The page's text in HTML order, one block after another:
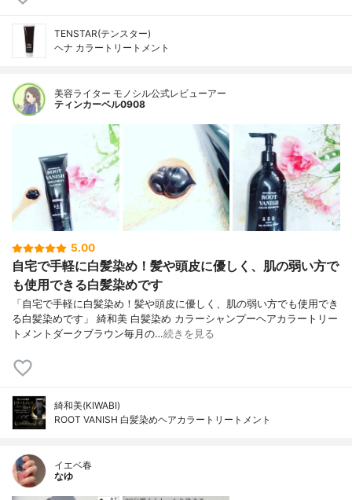
TENSTAR(テンスター)
ヘナ カラートリートメント
美容ライター モノシル公式レビューアー
ティンカーベル0908
5.00
自宅で手軽に白髪染め！髪や頭皮に優しく、肌の弱い方で
も使用できる白髪染めです
「自宅で手軽に白髪染め！髪や頭皮に優しく、肌の弱い方でも使用でき
る白髪染めです」 綺和美 白髪染め カラーシャンプーヘアカラートリー
トメントダークブラウン毎月の…続きを見る
綺和美(KIWABI)
ROOT VANISH 白髪染めヘアカラートリートメント
イエベ春
なゆ